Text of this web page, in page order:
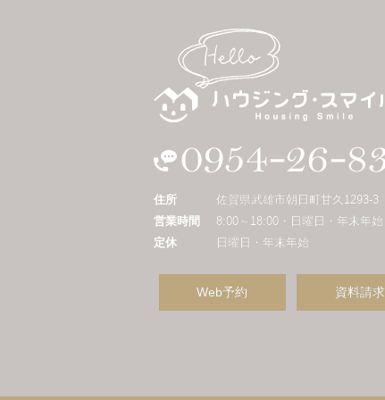
住所
佐賀県武雄市朝日町甘久1293-3
営業時間
8:00～18:00・日曜日・年末年始
定休
日曜日・年末年始
Web予約 資料請求